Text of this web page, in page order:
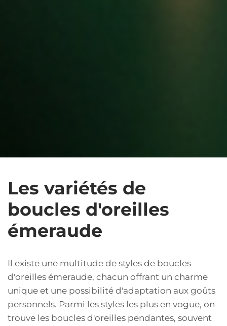
Les variétés de
boucles d'oreilles
émeraude
Il existe une multitude de styles de boucles
d'oreilles émeraude, chacun offrant un charme
unique et une possibilité d'adaptation aux goûts
personnels. Parmi les styles les plus en vogue, on
trouve les boucles d'oreilles pendantes, souvent